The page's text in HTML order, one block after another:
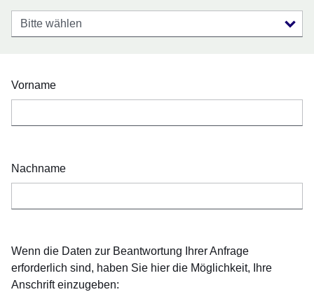
Anrede
Vorname
Nachname
Wenn die Daten zur Beantwortung Ihrer Anfrage
erforderlich sind, haben Sie hier die Möglichkeit, Ihre
Anschrift einzugeben: